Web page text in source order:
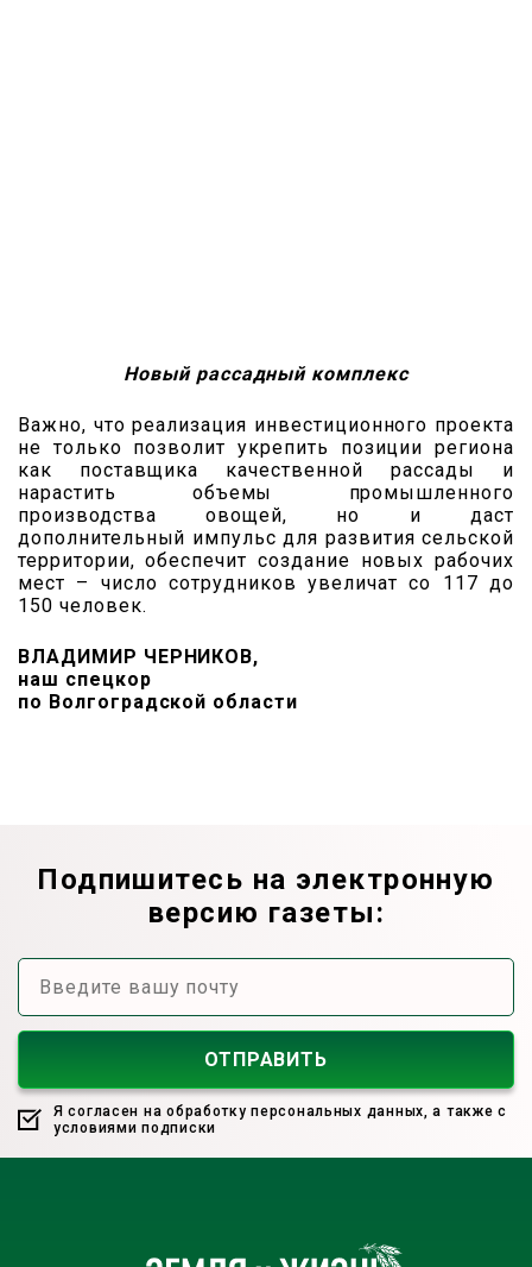
Новый рассадный комплекс
Важно, что реализация инвестиционного проекта
не только позволит укрепить позиции региона
как поставщика качественной рассады и
нарастить объемы промышленного
производства овощей, но и даст
дополнительный импульс для развития сельской
территории, обеспечит создание новых рабочих
мест – число сотрудников увеличат со 117 до
150 человек.
ВЛАДИМИР ЧЕРНИКОВ,
наш спецкор
по Волгоградской области
Подпишитесь на электронную
версию газеты:
Я согласен на обработку персональных данных, а также с
условиями подписки